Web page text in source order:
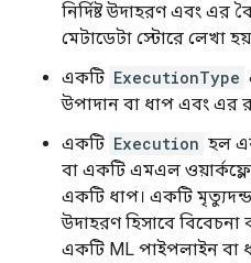
নির্দিষ্ট উদাহরণ এবং এর
মেটাডেটা স্টোরে লেখা
একটি ExecutionType
উপাদান বা ধাপ এবং এর
একটি Execution হল
বা একটি এমএল
একটি ধাপ। একটি
উদাহরণ হিসাবে
একটি ML পাইপলাইন বা